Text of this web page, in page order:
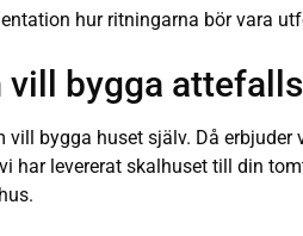
hur ritningarna bör vara
bygga
bygga huset själv. Då erbjuder
har levererat skalhuset till din